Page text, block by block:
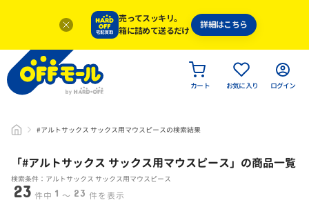
売ってスッキリ。
箱に詰めて送るだけ
詳細はこちら
カート お気に入り ログイン
#アルトサックス サックス用マウスピースの検索結果
「#アルトサックス サックス用マウスピース」 の商品一覧
検索条件：アルトサックス サックス用マウスピース
23 件中 1 〜 23 件を表示